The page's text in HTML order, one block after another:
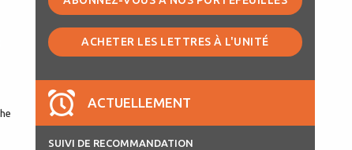
ACHETER LES LETTRES À L'UNITÉ
ACTUELLEMENT
SUIVI DE RECOMMANDATION